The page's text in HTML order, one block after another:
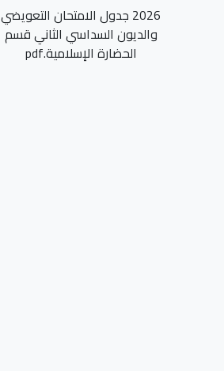
2026 جدول الامتحان التعويضي
والديون السداسي الثاني قسم
الحضارة الإسلامية.pdf